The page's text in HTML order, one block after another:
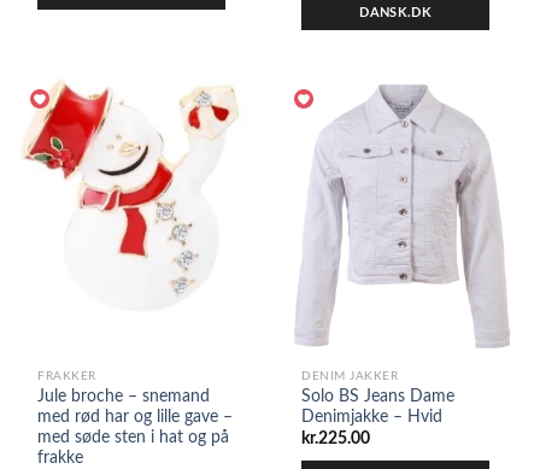
DANSK.DK
FRAKKER
Jule broche – snemand
med rød har og lille gave –
med søde sten i hat og på
frakke
DENIM JAKKER
Solo BS Jeans Dame
Denimjakke – Hvid
kr.225.00